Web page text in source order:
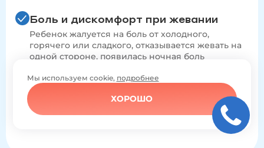
Боль и дискомфорт при жевании
Ребенок жалуется на боль от холодного,
горячего или сладкого, отказывается жевать на
одной стороне, появилась ночная боль
Травмы зубов
Сколы, трещины эмали, потемнение зуба после
удара, подвижность зуба — любая травма
Мы используем cookie, подробнее
ХОРОШО